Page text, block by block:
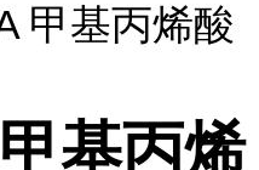
甲基丙烯酸
基丙烯